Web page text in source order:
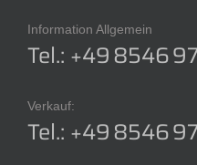
Information Allgemein
Tel.: +49 8546
Verkauf:
Tel.: +49 8546